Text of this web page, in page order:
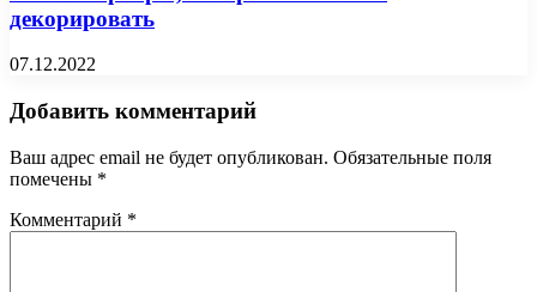
декорировать
07.12.2022
Добавить комментарий
Ваш адрес email не будет опубликован. Обязательные поля
помечены *
Комментарий *